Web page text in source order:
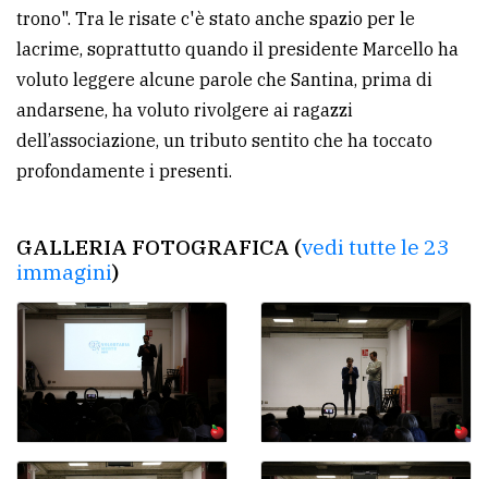
trono". Tra le risate c'è stato anche spazio per le
lacrime, soprattutto quando il presidente Marcello ha
voluto leggere alcune parole che Santina, prima di
andarsene, ha voluto rivolgere ai ragazzi
dell’associazione, un tributo sentito che ha toccato
profondamente i presenti.
GALLERIA FOTOGRAFICA (vedi tutte le 23
immagini)